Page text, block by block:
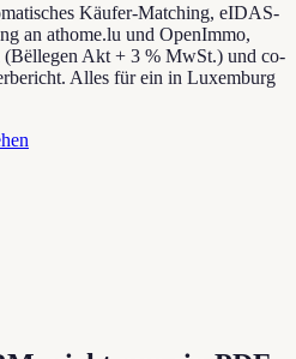
Käufer-Matching, eIDAS-
an athome.lu und OpenImmo,
(Bëllegen Akt + 3 % MwSt.) und co-
Alles für ein in Luxemburg